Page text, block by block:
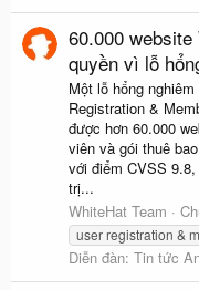
60.000
quyền vì lỗ
Một lỗ hổng
Registration &
được hơn 60.000
viên và gói thuê
với điểm CVSS
trị...
WhiteHat Team
user registration &
Diễn đàn: Tin tức